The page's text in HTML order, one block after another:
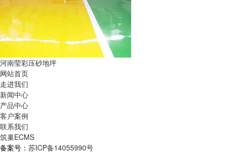
河南莹彩压砂地坪
网站首页
走进我们
新闻中心
产品中心
客户案例
联系我们
筑巢ECMS
备案号： 苏ICP备14055990号